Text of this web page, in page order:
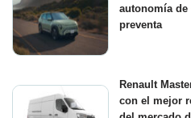
autonomía de
preventa
Renault
con el mejor